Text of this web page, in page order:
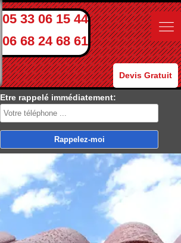
05 33 06 15 44
06 68 24 68 61
Devis Gratuit
Etre rappelé immédiatement: